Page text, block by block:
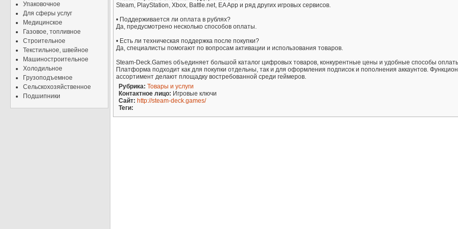
Упаковочное
Для сферы услуг
Медицинское
Газовое, топливное
Строительное
Текстильное, швейное
Машиностроительное
Холодильное
Грузоподъемное
Сельскохозяйственное
Подшипники
Steam, PlayStation, Xbox, Battle.net, EA App и ряд других игровых сервисов.
• Поддерживается ли оплата в рублях?
Да, предусмотрено несколько способов оплаты.
• Есть ли техническая поддержка после покупки?
Да, специалисты помогают по вопросам активации и использования товаров.
Steam-Deck.Games объединяет большой каталог цифровых товаров, конкурентные цены и удобные способы
Платформа подходит как для покупки отдельны, так и для оформления подписок и пополнения аккаунтов.
ассортимент делают площадку востребованной среди геймеров.
Рубрика: Товары и услуги
Контактное лицо: Игровые ключи
Сайт: http://steam-deck.games/
Теги: